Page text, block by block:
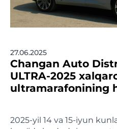
27.06.2025
Changan Auto
ULTRA-2025
ultramarafonining
2025-yil 14 va 15-iyun